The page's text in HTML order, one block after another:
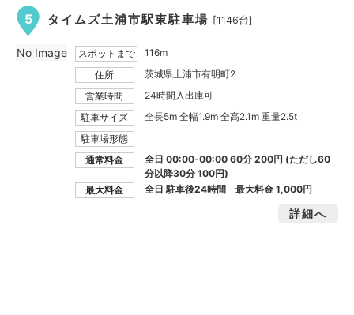
5 タイムズ土浦市駅東駐車場 [1146台]
スポットまで
116m
住所
茨城県土浦市有明町2
営業時間
24時間入出庫可
駐車サイズ
全長5m 全幅1.9m 全高2.1m 重量2.5t
駐車場形態
通常料金
全日 00:00-00:00 60分 200円 (ただし60
分以降30分 100円)
最大料金
全日 駐車後24時間 最大料金1,000円
詳細へ
No Image